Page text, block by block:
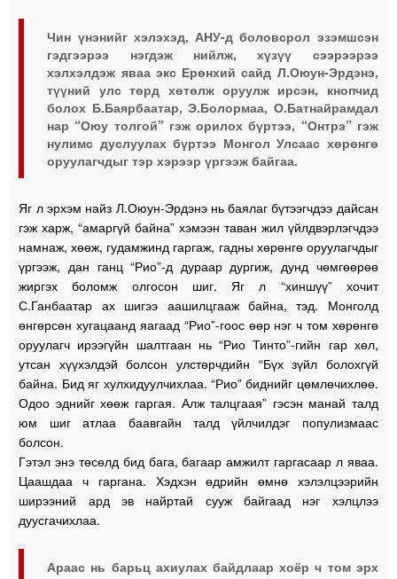
Чин үнэнийг хэлэхэд, АНУ-д боловсрол эзэмшсэн
гэдгээрээ нэгдэж нийлж, хүзүү сээрээрээ
хэлхэлдэж яваа экс Ерөнхий сайд Л.Оюун-Эрдэнэ,
түүний улс төрд хөтөлж оруулж ирсэн, кнопчид
болох Б.Баярбаатар, Э.Болормаа, О.Батнайрамдал
нар “Оюу толгой” гэж орилох бүртээ, “Онтрэ” гэж
нулимс дуслуулах бүртээ Монгол Улсаас хөрөнгө
оруулагчдыг тэр хэрээр үргээж байгаа.
Яг л эрхэм найз Л.Оюун-Эрдэнэ нь баялаг бүтээгчдээ дайсан
гэж харж, “амаргүй байна” хэмээн таван жил үйлдвэрлэгчдээ
намнаж, хөөж, гудамжинд гаргаж, гадны хөрөнгө оруулагчдыг
үргээж, дан ганц “Рио”-д дураар дургиж, дунд чөмгөөрөө
жиргэх боломж олгосон шиг. Яг л “хиншүү” хочит
С.Ганбаатар ах шигээ аашилцгааж байна, тэд. Монголд
өнгөрсөн хугацаанд яагаад “Рио”-гоос өөр нэг ч том хөрөнгө
оруулагч ирээгүйн шалтгаан нь “Рио Тинто”-гийн гар хөл,
утсан хүүхэлдэй болсон улстөрчдийн “Бүх зүйл болохгүй
байна. Бид яг хулхидуулчихлаа. “Рио” биднийг цөмлөчихлөө.
Одоо эднийг хөөж гаргая. Алж талцгаая” гэсэн манай талд
юм шиг атлаа баавгайн талд үйлчилдэг популизмаас
болсон.
Гэтэл энэ төсөлд бид бага, багаар амжилт гаргасаар л яваа.
Цаашдаа ч гаргана. Хэдхэн өдрийн өмнө хэлэлцээрийн
ширээний ард эв найртай сууж байгаад нэг хэлцлээ
дуусгачихлаа.
Араас нь барьц ахиулах байдлаар хоёр ч том эрх